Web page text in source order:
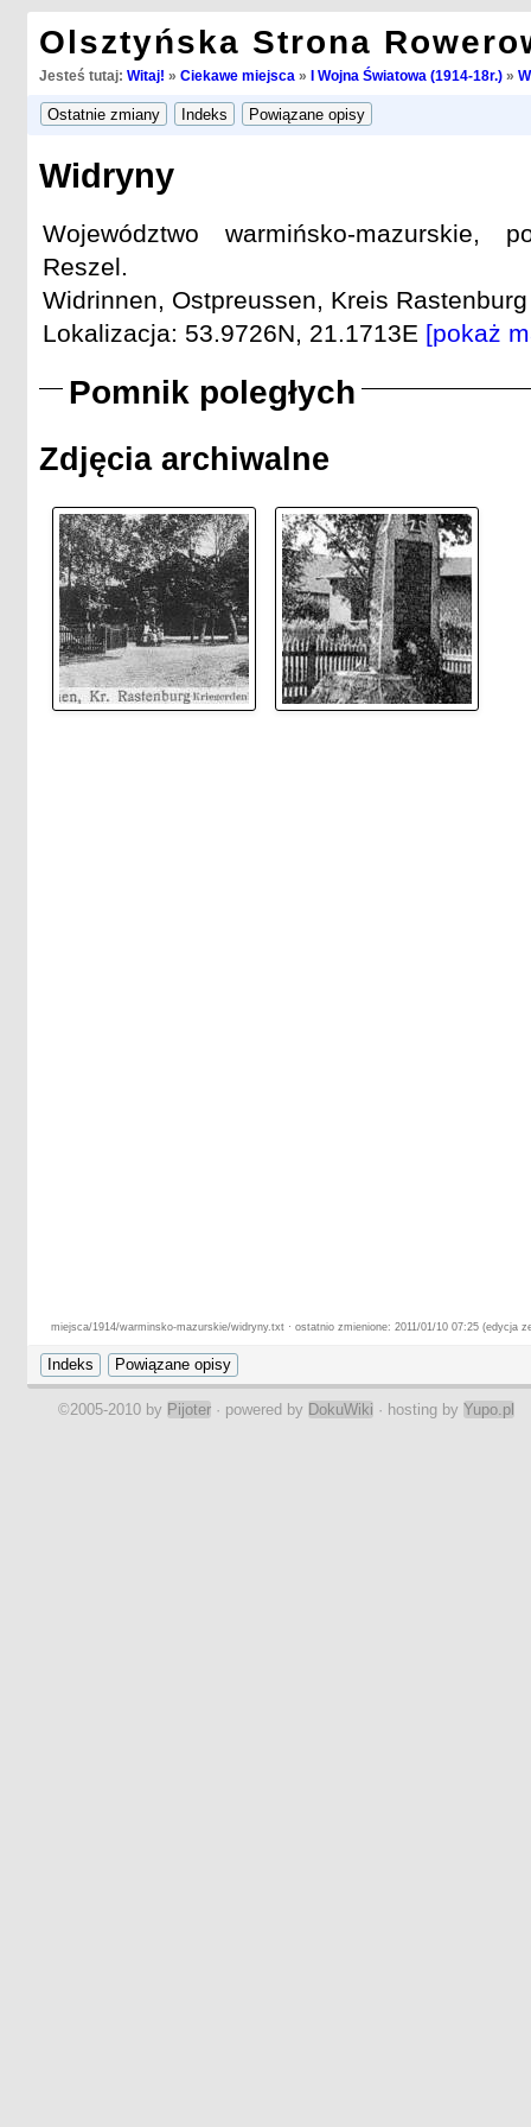
Olsztyńska Strona
Jesteś tutaj: Witaj! » Ciekawe miejsca » I Wojna Światowa (1914-18r.)»
Widryny
Województwo warmińsko-mazurskie,
Reszel.
Widrinnen, Ostpreussen, Kreis
Lokalizacja: 53.9726N, 21.1713E [pokaż
Pomnik poległych
Zdjęcia archiwalne
miejsca/1914/warminsko-mazurskie/widryny.txt · ostatnio zmienione: 2011/01/10 07:25 (edycja
©2005-2010 by Pijoter · powered by DokuWiki · hosting by Yupo.pl